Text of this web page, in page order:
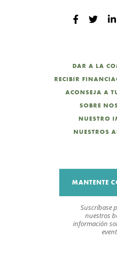
DAR A LA
RECIBIR
ACONSEJA A
SOBRE
NUESTRO
NUESTROS
MANTENTE
Suscríbase
nuestros
información